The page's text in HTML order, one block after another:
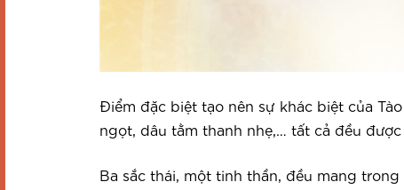
Điểm đặc biệt tạo nên sự khác biệt của
ngọt, dâu tằm thanh nhẹ,… tất cả đều
Ba sắc thái, một tinh thần, đều mang